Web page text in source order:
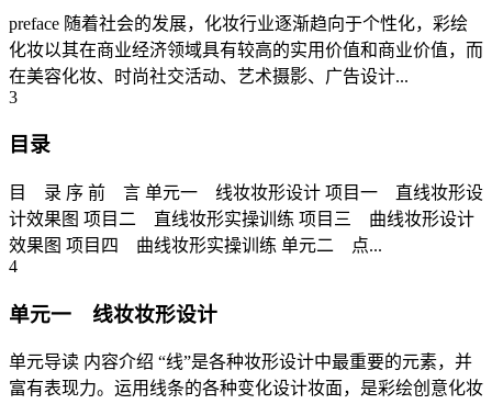
preface 随着社会的发展，化妆行业逐渐趋向于个性化，彩绘
化妆以其在商业经济领域具有较高的实用价值和商业价值，而
在美容化妆、时尚社交活动、艺术摄影、广告设计...
3
目录
目 录 序 前 言 单元一 线妆妆形设计 项目一 直线妆形设
计效果图 项目二 直线妆形实操训练 项目三 曲线妆形设计
效果图 项目四 曲线妆形实操训练 单元二 点...
4
单元一 线妆妆形设计
单元导读 内容介绍 “线”是各种妆形设计中最重要的元素，并
富有表现力。运用线条的各种变化设计妆面，是彩绘创意化妆